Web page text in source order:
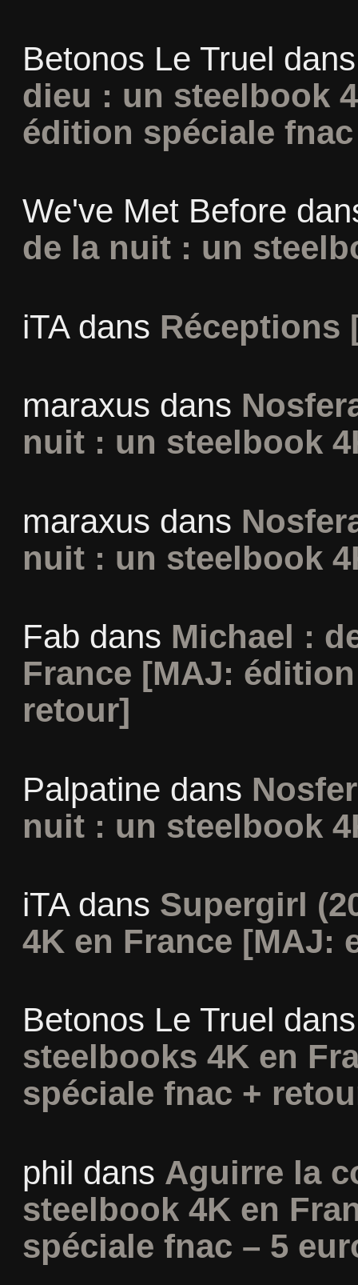
Betonos Le Truel
dieu : un steelbook
édition spéciale
We've Met Before
de la nuit : un
iTAdans Réceptions
maraxus dans
nuit : un steelbook
maraxus dans
nuit : un steelbook
Fab dans Michael :
France [MAJ:
retour]
Palpatine dans
nuit : un steelbook
iTAdans Supergirl
4K en France [MAJ:
Betonos Le Truel
steelbooks 4K en
spéciale fnac +
phil dans Aguirre la
steelbook 4K en
spéciale fnac – 5